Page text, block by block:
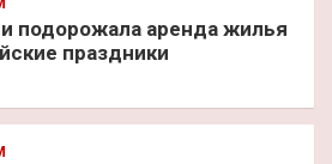
подорожала аренда жилья
праздники